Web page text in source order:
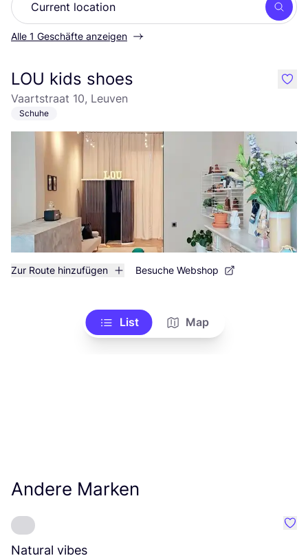
Alle 1 Geschäfte anzeigen
LOU kids shoes
Vaartstraat 10, Leuven
Schuhe
Zur Route hinzufügen Besuche Webshop
like
List Map
Andere Marken
Natural vibes